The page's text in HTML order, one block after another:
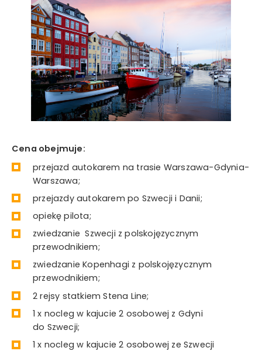
Cena obejmuje:
przejazd autokarem na trasie Warszawa-Gdynia-
Warszawa;
przejazdy autokarem po Szwecji i Danii;
opiekę pilota;
zwiedzanie Szwecji z polskojęzycznym
przewodnikiem;
zwiedzanie Kopenhagi z polskojęzycznym
przewodnikiem;
2 rejsy statkiem Stena Line;
1 x nocleg w kajucie 2 osobowej z Gdyni
do Szwecji;
1 x nocleg w kajucie 2 osobowej ze Szwecji